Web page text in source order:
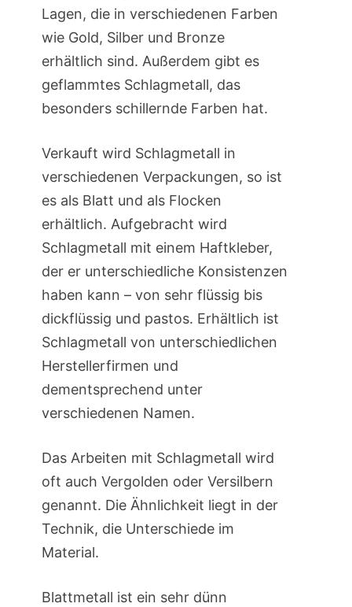
Lagen, die in verschiedenen Farben
wie Gold, Silber und Bronze
erhältlich sind. Außerdem gibt es
geflammtes Schlagmetall, das
besonders schillernde Farben hat.
Verkauft wird Schlagmetall in
verschiedenen Verpackungen, so ist
es als Blatt und als Flocken
erhältlich. Aufgebracht wird
Schlagmetall mit einem Haftkleber,
der er unterschiedliche Konsistenzen
haben kann – von sehr flüssig bis
dickflüssig und pastos. Erhältlich ist
Schlagmetall von unterschiedlichen
Herstellerfirmen und
dementsprechend unter
verschiedenen Namen.
Das Arbeiten mit Schlagmetall wird
oft auch Vergolden oder Versilbern
genannt. Die Ähnlichkeit liegt in der
Technik, die Unterschiede im
Material.
Blattmetall ist ein sehr dünn